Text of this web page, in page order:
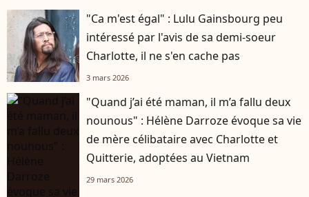
"Ca m'est égal" : Lulu Gainsbourg peu
intéressé par l'avis de sa demi-soeur
Charlotte, il ne s'en cache pas
3 mars 2026
"Quand j’ai été maman, il m’a fallu deux
nounous" : Hélène Darroze évoque sa vie
de mère célibataire avec Charlotte et
Quitterie, adoptées au Vietnam
29 mars 2026